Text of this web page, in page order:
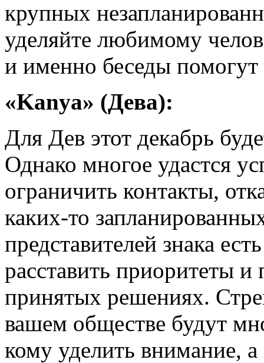
крупных
уделяйте любимому
и именно беседы помогут
«Kanya» (Дева):
Для Дев этот декабрь
Однако многое удастся
ограничить контакты,
каких-то
представителей знака
расставить приоритеты
принятых решениях.
вашем обществе будут
кому уделить внимание, а